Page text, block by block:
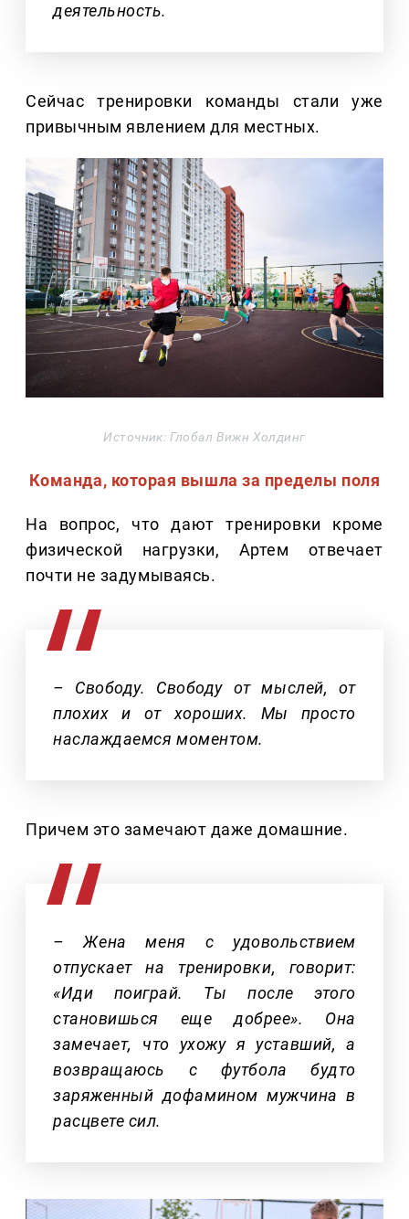
деятельность.
Сейчас тренировки команды стали уже
привычным явлением для местных.
Источник: Глобал Вижн Холдинг
Команда, которая вышла за пределы поля
На вопрос, что дают тренировки кроме
физической нагрузки, Артем отвечает
почти не задумываясь.
– Свободу. Свободу от мыслей, от
плохих и от хороших. Мы просто
наслаждаемся моментом.
Причем это замечают даже домашние.
– Жена меня с удовольствием
отпускает на тренировки, говорит:
«Иди поиграй. Ты после этого
становишься еще добрее». Она
замечает, что ухожу я уставший, а
возвращаюсь с футбола будто
заряженный дофамином мужчина в
расцвете сил.